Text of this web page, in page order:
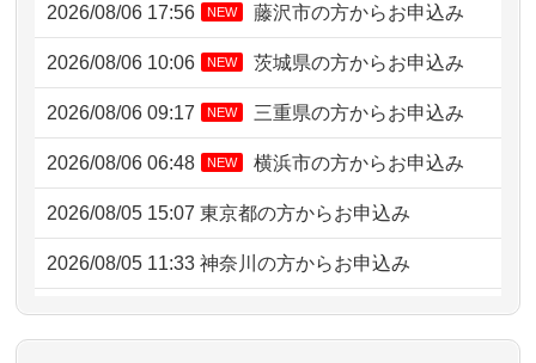
2026/08/06 17:56 NEW 藤沢市の方からお申込み
2026/08/06 10:06 NEW 茨城県の方からお申込み
2026/08/06 09:17 NEW 三重県の方からお申込み
2026/08/06 06:48 NEW 横浜市の方からお申込み
2026/08/05 15:07 東京都の方からお申込み
2026/08/05 11:33 神奈川の方からお申込み
2026/08/04 17:34 西亀有の方からお申込み